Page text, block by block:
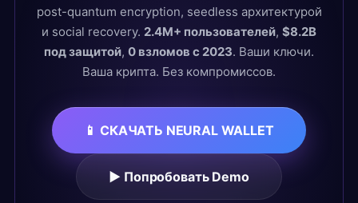
post-quantum encryption, seedless архитектурой
и social recovery. 2.4M+ пользователей, $8.2B
под защитой, 0 взломов с 2023. Ваши ключи.
Ваша крипта. Без компромиссов.
📱 СКАЧАТЬ NEURAL WALLET
▶ Попробовать Demo